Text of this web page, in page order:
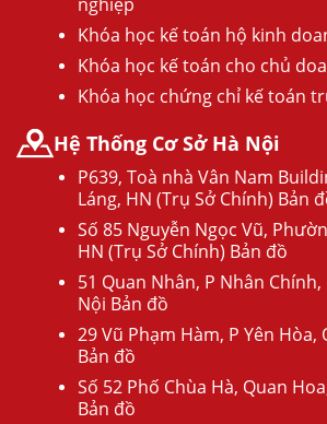
Khóa học kế toán hộ kinh
Khóa học kế toán cho chủ
Khóa học chứng chỉ kế toán
Hệ Thống Cơ Sở Hà Nội
P639, Toà nhà Vân Nam
Láng, HN (Trụ Sở Chính) Bản
Số 85 Nguyễn Ngọc Vũ,
HN (Trụ Sở Chính) Bản đồ
51 Quan Nhân, P Nhân
Nội Bản đồ
29 Vũ Phạm Hàm, P Yên Hòa,
Bản đồ
Số 52 Phố Chùa Hà, Quan
Bản đồ